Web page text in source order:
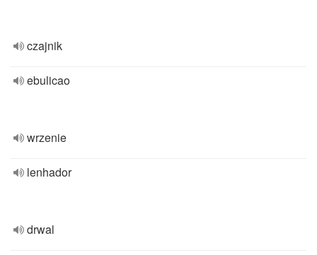
czajnik
ebulicao
wrzenie
lenhador
drwal